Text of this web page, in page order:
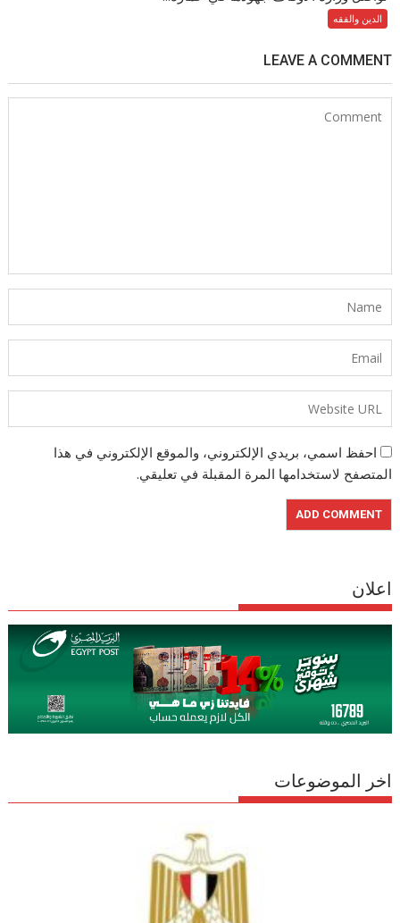
الدين والفقه
LEAVE A COMMENT
احفظ اسمي، بريدي الإلكتروني، والموقع الإلكتروني في هذا
المتصفح لاستخدامها المرة المقبلة في تعليقي.
اعلان
اخر الموضوعات